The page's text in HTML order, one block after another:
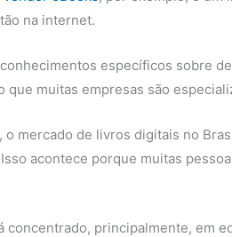
na internet.
específicos sobre
que muitas empresas são
mercado de livros digitais no
acontece porque muitas
concentrado, principalmente, em